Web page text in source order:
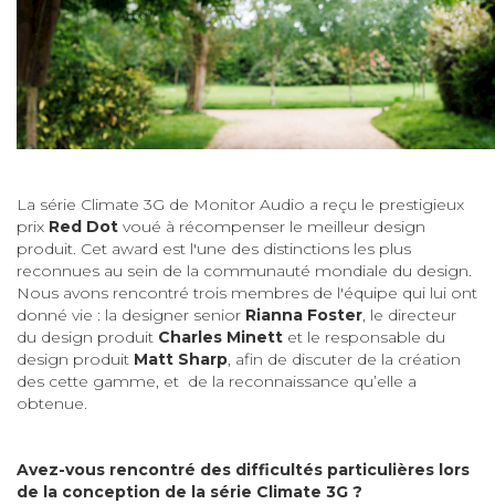
La série Climate 3G de Monitor Audio a reçu le prestigieux
prix Red Dot voué à récompenser le meilleur design
produit. Cet award est l'une des distinctions les plus
reconnues au sein de la communauté mondiale du design.
Nous avons rencontré trois membres de l'équipe qui lui ont
donné vie : la designer senior Rianna Foster, le directeur
du design produit Charles Minett et le responsable du
design produit Matt Sharp, afin de discuter de la création
des cette gamme, et de la reconnaissance qu’elle a
obtenue.
Avez-vous rencontré des difficultés particulières lors
de la conception de la série Climate 3G ?